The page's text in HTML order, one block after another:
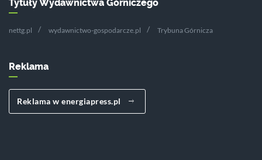
Tytuły Wydawnictwa Górniczego
nettg.pl wydawnictwo-gospodarcze.pl Trybuna Górnicza
Reklama
Reklama w energiapress.pl